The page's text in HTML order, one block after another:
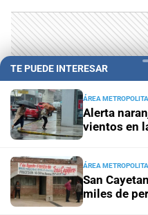
TE PUEDE INTERESAR
ÁREA
Alerta
vientos en
ÁREA
San
miles de